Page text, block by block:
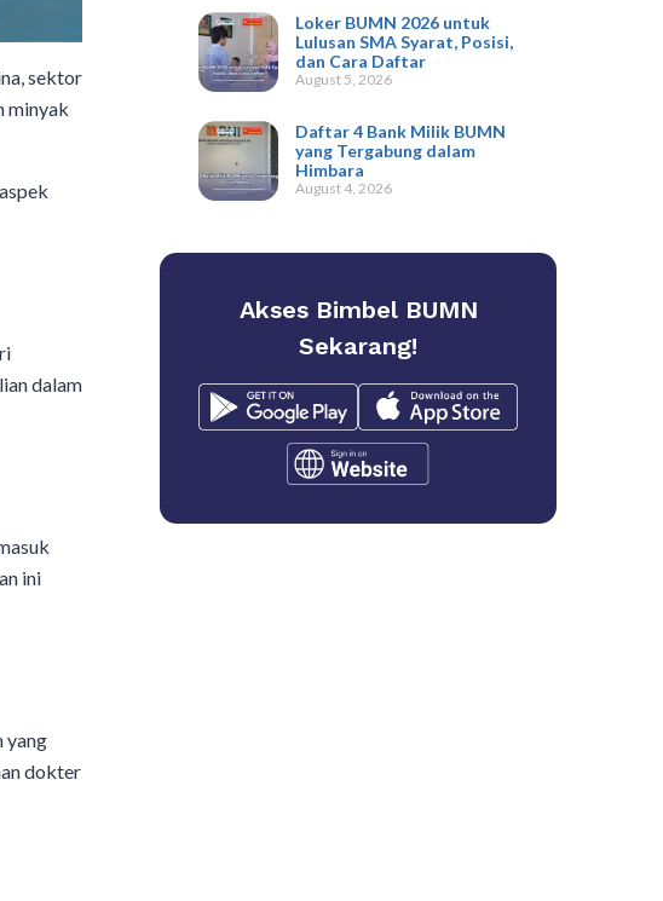
sektor
minyak
dalam
ini
yang
dokter
Loker BUMN 2026 untuk
Lulusan SMA Syarat, Posisi,
dan Cara Daftar
August 5, 2026
Daftar 4 Bank Milik BUMN
yang Tergabung dalam
Himbara
August 4, 2026
Akses Bimbel BUMN
Sekarang!